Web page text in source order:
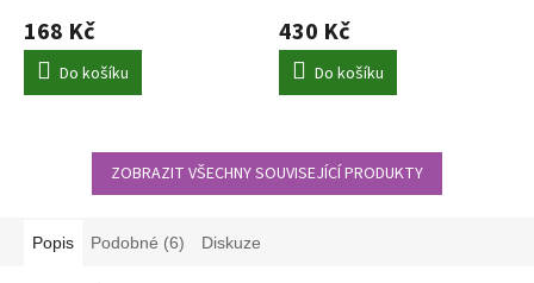
rostliny
168 Kč
Do košíku
430 Kč
Do košíku
ZOBRAZIT VŠECHNY SOUVISEJÍCÍ PRODUKTY
Popis Podobné (6) Diskuze